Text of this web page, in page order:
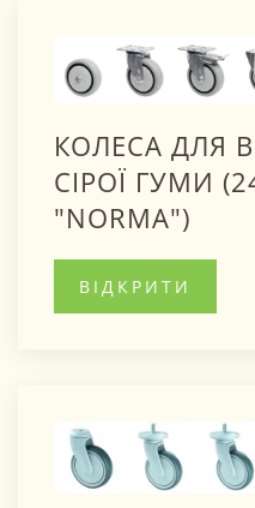
КОЛЕСА ДЛЯ
СІРОЇ ГУМИ
"NORMA")
ВІДКРИТИ